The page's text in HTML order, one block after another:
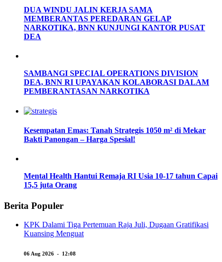
DUA WINDU JALIN KERJA SAMA
MEMBERANTAS PEREDARAN GELAP
NARKOTIKA, BNN KUNJUNGI KANTOR PUSAT
DEA
SAMBANGI SPECIAL OPERATIONS DIVISION
DEA, BNN RI UPAYAKAN KOLABORASI DALAM
PEMBERANTASAN NARKOTIKA
Kesempatan Emas: Tanah Strategis 1050 m² di Mekar
Bakti Panongan – Harga Spesial!
Mental Health Hantui Remaja RI Usia 10-17 tahun Capai
15,5 juta Orang
Berita Populer
KPK Dalami Tiga Pertemuan Raja Juli, Dugaan Gratifikasi
Kuansing Menguat
06 Aug 2026 - 12:08